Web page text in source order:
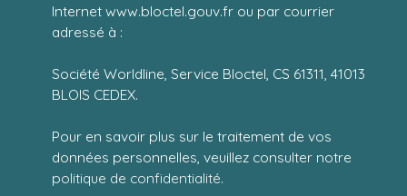
Internet www.bloctel.gouv.fr ou par courrier
adressé à :
Société Worldline, Service Bloctel, CS 61311, 41013
BLOIS CEDEX.
Pour en savoir plus sur le traitement de vos
données personnelles, veuillez consulter notre
politique de confidentialité.